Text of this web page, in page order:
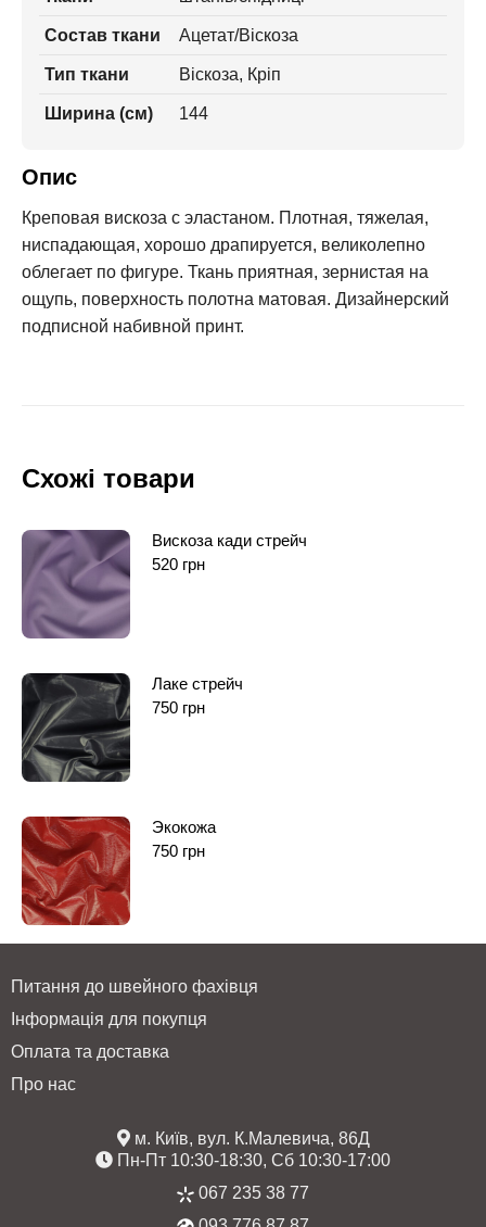
Состав ткани Ацетат/Віскоза
Тип ткани Віскоза, Кріп
Ширина (см) 144
Опис
Креповая вискоза с эластаном. Плотная, тяжелая,
ниспадающая, хорошо драпируется, великолепно
облегает по фигуре. Ткань приятная, зернистая на
ощупь, поверхность полотна матовая. Дизайнерский
подписной набивной принт.
Схожі товари
Вискоза кади стрейч
520 грн
Лаке стрейч
750 грн
Экокожа
750 грн
Питання до швейного фахівця
Інформація для покупця
Оплата та доставка
Про нас
м. Київ, вул. К.Малевича, 86Д
Пн-Пт 10:30-18:30, Сб 10:30-17:00
067 235 38 77